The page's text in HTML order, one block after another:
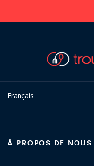
Français
À PROPOS DE NOUS